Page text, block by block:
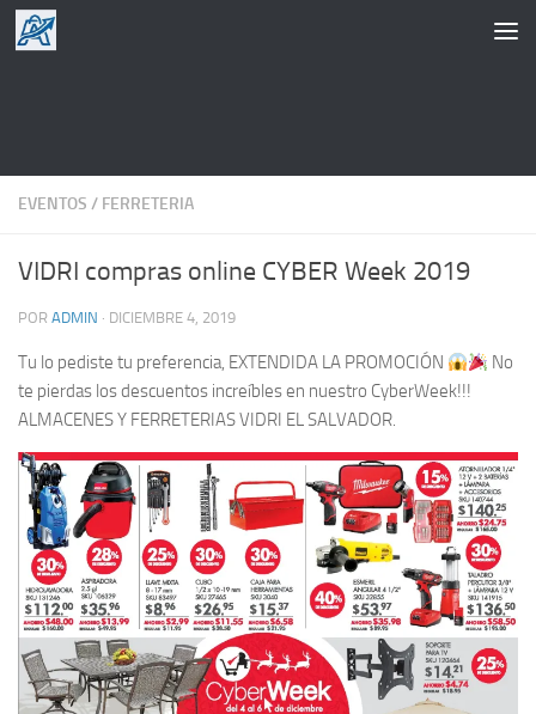
Saltar al contenido
EVENTOS / FERRETERIA
VIDRI compras online CYBER Week 2019
POR ADMIN · DICIEMBRE 4, 2019
Tu lo pediste tu preferencia, EXTENDIDA LA PROMOCIÓN
No
te pierdas los descuentos increíbles en nuestro CyberWeek!!!
ALMACENES Y FERRETERIAS VIDRI EL SALVADOR.